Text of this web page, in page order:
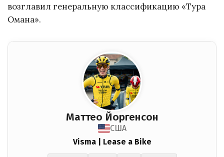
возглавил генеральную классификацию «Тура
Омана».
Маттео Йоргенсон
США
Visma | Lease a Bike